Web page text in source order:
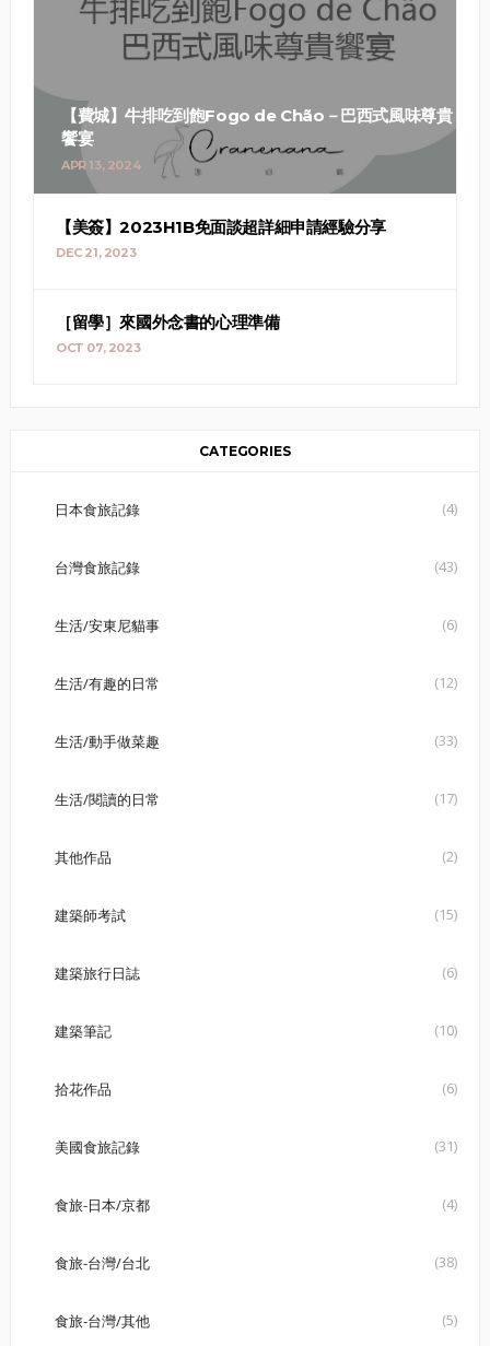
【費城】牛排吃到飽Fogo de Chão－巴西式風味尊貴
饗宴
APR 13, 2024
【美簽】2023H1B免面談超詳細申請經驗分享
DEC 21, 2023
［留學］來國外念書的心理準備
OCT 07, 2023
CATEGORIES
日本食旅記錄 (4)
台灣食旅記錄 (43)
生活/安東尼貓事 (6)
生活/有趣的日常 (12)
生活/動手做菜趣 (33)
生活/閱讀的日常 (17)
其他作品 (2)
建築師考試 (15)
建築旅行日誌 (6)
建築筆記 (10)
拾花作品 (6)
美國食旅記錄 (31)
食旅-日本/京都 (4)
食旅-台灣/台北 (38)
食旅-台灣/其他 (5)